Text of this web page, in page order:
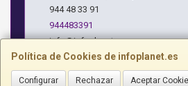
Política de Cookies de infoplanet.es
Configurar Rechazar Aceptar
944 48 33 91
944483391
info@infoplanet.es